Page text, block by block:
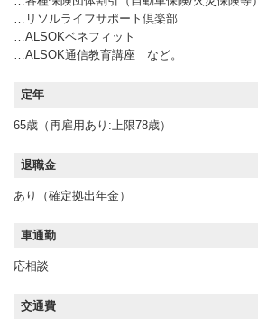
…リソルライフサポート倶楽部
…ALSOKベネフィット
…ALSOK通信教育講座 など。
定年
65歳（再雇用あり:上限78歳）
退職金
あり（確定拠出年金）
車通勤
応相談
交通費